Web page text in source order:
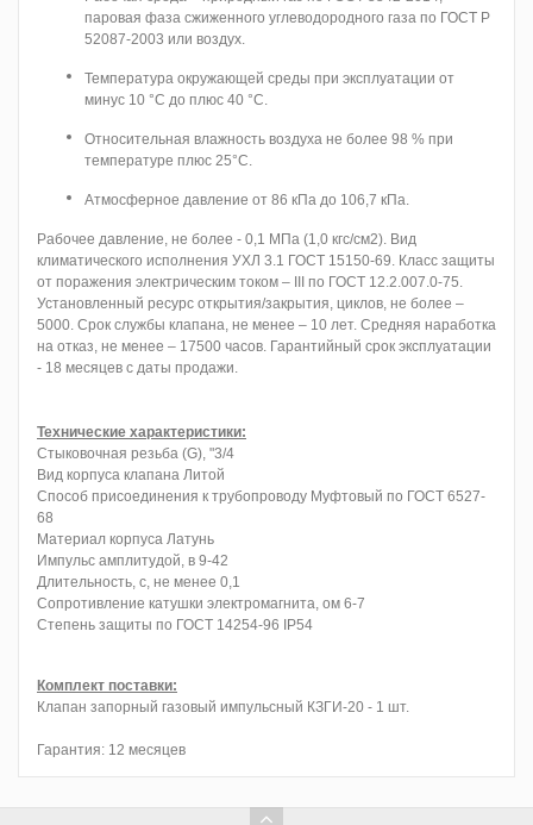
паровая фаза сжиженного углеводородного газа по ГОСТ Р
52087-2003 или воздух.
Температура окружающей среды при эксплуатации от
минус 10 °С до плюс 40 °С.
Относительная влажность воздуха не более 98 % при
температуре плюс 25°С.
Атмосферное давление от 86 кПа до 106,7 кПа.
Рабочее давление, не более - 0,1 МПа (1,0 кгс/см2). Вид
климатического исполнения УХЛ 3.1 ГОСТ 15150-69. Класс защиты
от поражения электрическим током – III по ГОСТ 12.2.007.0-75.
Установленный ресурс открытия/закрытия, циклов, не более –
5000. Срок службы клапана, не менее – 10 лет. Средняя наработка
на отказ, не менее – 17500 часов. Гарантийный срок эксплуатации
- 18 месяцев с даты продажи.
Технические характеристики:
Стыковочная резьба (G), "3/4
Вид корпуса клапана Литой
Способ присоединения к трубопроводу Муфтовый по ГОСТ 6527-
68
Материал корпуса Латунь
Импульс амплитудой, в 9-42
Длительность, с, не менее 0,1
Сопротивление катушки электромагнита, ом 6-7
Степень защиты по ГОСТ 14254-96 IP54
Комплект поставки:
Клапан запорный газовый импульсный КЗГИ-20 - 1 шт.
Гарантия: 12 месяцев